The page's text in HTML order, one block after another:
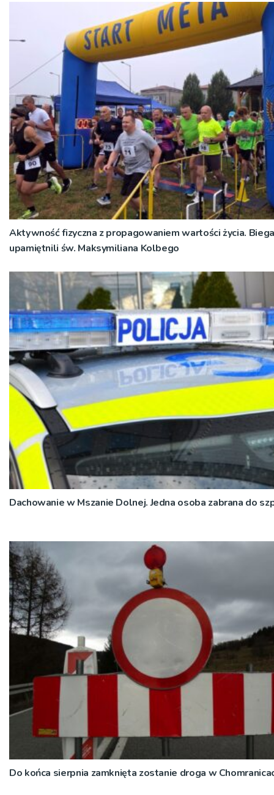
Aktywność fizyczna z propagowaniem wartości życia.
upamiętnili św. Maksymiliana Kolbego
Dachowanie w Mszanie Dolnej. Jedna osoba zabrana do
Do końca sierpnia zamknięta zostanie droga w